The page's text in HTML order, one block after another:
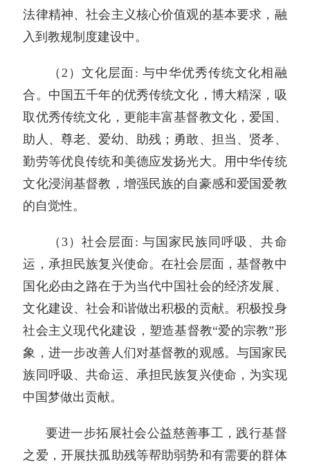
法律精神、社会主义核心价值观的基本要求，融
入到教规制度建设中。
（2）文化层面: 与中华优秀传统文化相融
合。中国五千年的优秀传统文化，博大精深，吸
取优秀传统文化，更能丰富基督教文化，爱国、
助人、尊老、爱幼、助残；勇敢、担当、贤孝、
勤劳等优良传统和美德应发扬光大。用中华传统
文化浸润基督教，增强民族的自豪感和爱国爱教
的自觉性。
（3）社会层面: 与国家民族同呼吸、共命
运，承担民族复兴使命。在社会层面，基督教中
国化必由之路在于为当代中国社会的经济发展、
文化建设、社会和谐做出积极的贡献。积极投身
社会主义现代化建设，塑造基督教“爱的宗教”形
象，进一步改善人们对基督教的观感。与国家民
族同呼吸、共命运、承担民族复兴使命，为实现
中国梦做出贡献。
要进一步拓展社会公益慈善事工，践行基督
之爱，开展扶孤助残等帮助弱势和有需要的群体